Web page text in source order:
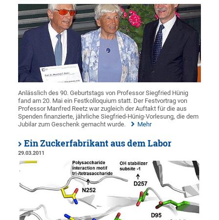
Anlässlich des 90. Geburtstags von Professor Siegfried Hünig
fand am 20. Mai ein Festkolloquium statt. Der Festvortrag von
Professor Manfred Reetz war zugleich der Auftakt für die aus
Spenden finanzierte, jährliche Siegfried-Hünig-Vorlesung, die dem
Jubilar zum Geschenk gemacht wurde.
Mehr
Ein Zuckerfabrikant aus dem Labor
29.03.2011